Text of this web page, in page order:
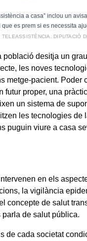
a casa” inclou un
que es prem si es necessita
DIPUTACIÓ
desitja un
les noves
metge-pacient. Poder
futur proper, una
un sistema de
les tecnologies de
puguin viure a casa
en els
la vigilància
concepte de salut
parla de salut pública.
de cada societat